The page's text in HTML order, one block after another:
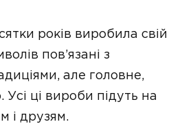
років виробила свій
пов’язані з
але головне,
ці вироби підуть на
і друзям.